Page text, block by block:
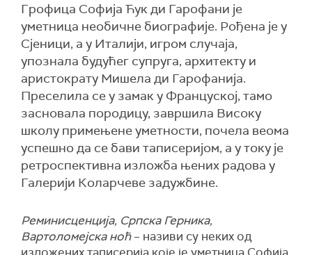
Грофица Софија Ћук ди Гарофани је
уметница необичне биографије. Рођена је у
Сјеници, а у Италији, игром случаја,
упознала будућег супруга, архитекту и
аристократу Мишела ди Гарофанија.
Преселила се у замак у Француској, тамо
засновала породицу, завршила Високу
школу примењене уметности, почела веома
успешно да се бави таписеријом, а у току је
ретроспективна изложба њених радова у
Галерији Коларчеве задужбине.
Реминисценција, Српска Герника,
Вартоломејска ноћ– називи су неких од